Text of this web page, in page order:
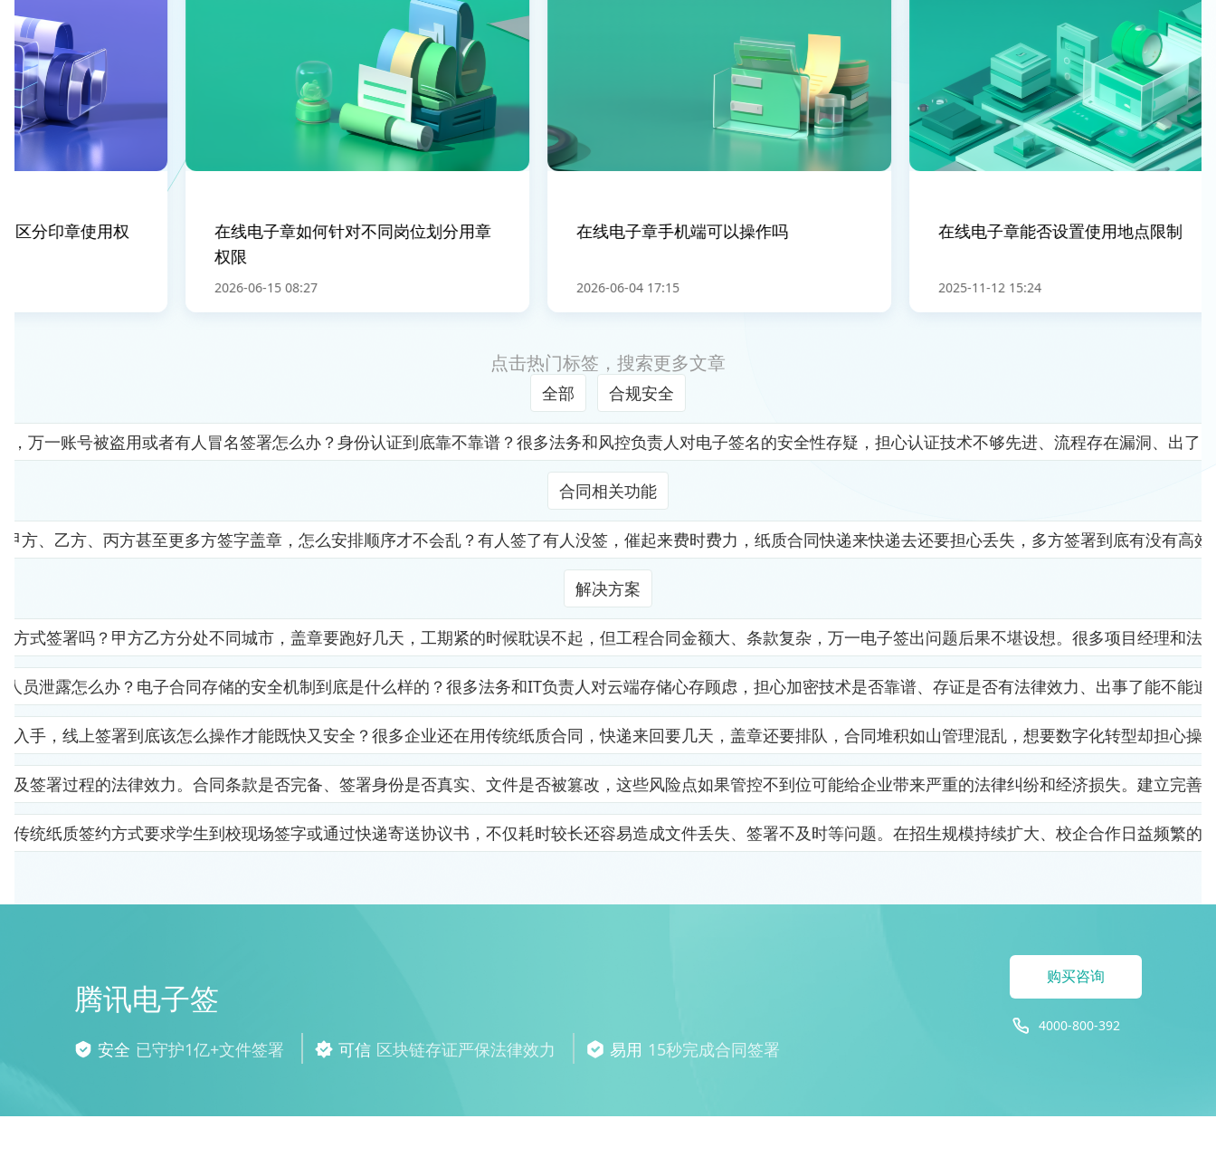
分印章使用权
在线电子章如何针对不同岗位划分用章
权限
2026-06-15 08:27
在线电子章手机端可以操作吗
2026-06-04 17:15
在线电子章能否设置使用地点限制
2025-11-12 15:24
点击热门标签，搜索更多文章
全部 合规安全
万一账号被盗用或者有人冒名签署怎么办？身份认证到底靠不靠谱？很多法务和风控负责人对电子签名的安全性存疑，担心认证技术不够先进、流程存在漏洞、出了
合同相关功能
方、乙方、丙方甚至更多方签字盖章，怎么安排顺序才不会乱？有人签了有人没签，催起来费时费力，纸质合同快递来快递去还要担心丢失，多方签署到底有没有高
解决方案
方式签署吗？甲方乙方分处不同城市，盖章要跑好几天，工期紧的时候耽误不起，但工程合同金额大、条款复杂，万一电子签出问题后果不堪设想。很多项目经理和法
员泄露怎么办？电子合同存储的安全机制到底是什么样的？很多法务和IT负责人对云端存储心存顾虑，担心加密技术是否靠谱、存证是否有法律效力、出事了能不能
入手，线上签署到底该怎么操作才能既快又安全？很多企业还在用传统纸质合同，快递来回要几天，盖章还要排队，合同堆积如山管理混乱，想要数字化转型却担心操
签署过程的法律效力。合同条款是否完备、签署身份是否真实、文件是否被篡改，这些风险点如果管控不到位可能给企业带来严重的法律纠纷和经济损失。建立完
统纸质签约方式要求学生到校现场签字或通过快递寄送协议书，不仅耗时较长还容易造成文件丢失、签署不及时等问题。在招生规模持续扩大、校企合作日益频繁
腾讯电子签
安全 已守护1亿+文件签署 可信 区块链存证严保法律效力 易用 15秒完成合同签署
购买咨询
4000-800-392